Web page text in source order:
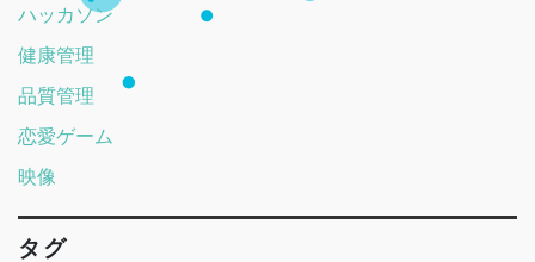
ハッカソン
健康管理
品質管理
恋愛ゲーム
映像
タグ